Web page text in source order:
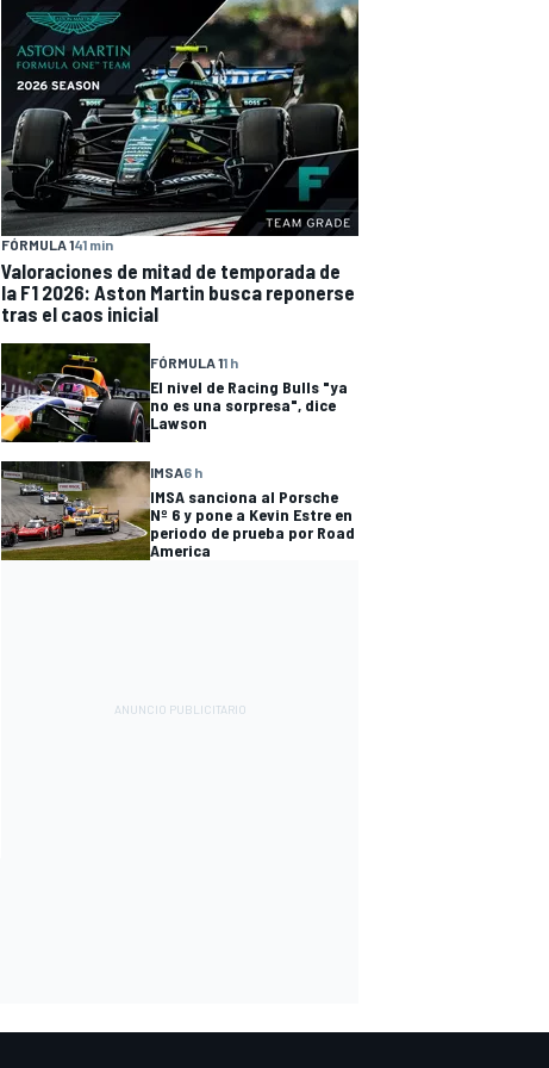
FÓRMULA 141 min
Valoraciones de mitad de temporada de
la F1 2026: Aston Martin busca reponerse
tras el caos inicial
FÓRMULA 11 h
El nivel de Racing Bulls "ya
no es una sorpresa", dice
Lawson
IMSA6 h
IMSA sanciona al Porsche
Nº 6 y pone a Kevin Estre en
periodo de prueba por Road
America